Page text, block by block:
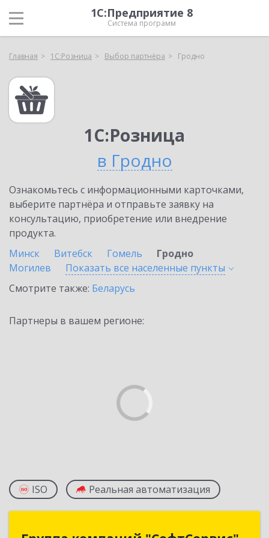
1С:Предприятие 8
Система программ
Главная 1С:Розница Выбор партнёра Гродно
1С:Розница
в Гродно
Ознакомьтесь с информационными карточками,
выберите партнёра и отправьте заявку на
консультацию, приобретение или внедрение
продукта.
Минск
Витебск Гомель
Гродно
Могилев
Показать все населенные пункты
Смотрите также: Беларусь
Партнеры в вашем регионе:
ISO Реальная автоматизация
Группа компаний "СофтСервис"